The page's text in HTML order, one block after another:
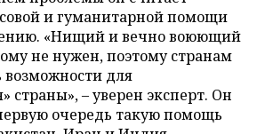
и гуманитарной помощи
«Нищий и вечно воюющий
не нужен, поэтому странам
возможности для
страны», – уверен эксперт. Он
очередь такую помощь